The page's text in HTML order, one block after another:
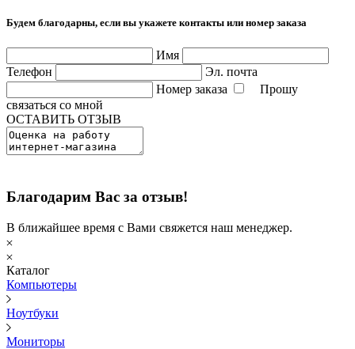
Будем благодарны, если вы укажете контакты или номер заказа
Имя
Телефон
Эл. почта
Номер заказа
Прошу
связаться со мной
ОСТАВИТЬ ОТЗЫВ
Благодарим Вас за отзыв!
В ближайшее время с Вами свяжется наш менеджер.
Каталог
Компьютеры
Ноутбуки
Мониторы